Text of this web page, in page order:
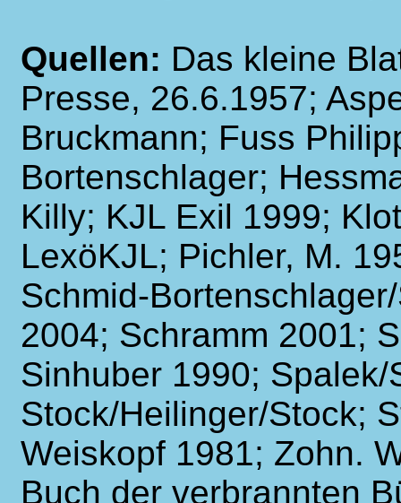
Quellen: Das kleine
Presse, 26.6.1957;
Bruckmann; Fuss
Bortenschlager;
Killy; KJL Exil 1999;
LexöKJL; Pichler, M.
Schmid-
2004; Schramm 2001;
Sinhuber 1990; Spalek/
Stock/Heilinger/Stock;
Weiskopf 1981; Zohn.
Buch der verbrannten